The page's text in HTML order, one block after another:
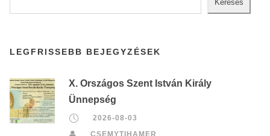
Keresés
LEGFRISSEBB BEJEGYZÉSEK
X. Országos Szent István Király
Ünnepség
2026-08-03
CSEMYTIHAMER